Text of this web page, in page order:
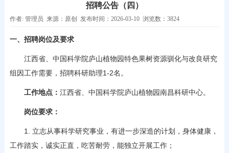
招聘公告（四）
作者: 管理员 来源：原创 发布时间：2026-03-10 浏览数：3824
一、招聘岗位及要求
江西省、中国科学院庐山植物园特色果树资源驯化与改良研究
组因工作需要，招聘科研助理1-2名。
工作地点： 江西省、中国科学院庐山植物园南昌科研中心。
岗位要求：
1. 立志从事科学研究事业，有进一步深造的计划，身体健康，
工作踏实，诚实正直，吃苦耐劳，能独立开展工作；